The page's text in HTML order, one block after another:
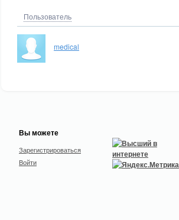
Пользователь
medical
Вы можете
Зарегистрироваться
Войти